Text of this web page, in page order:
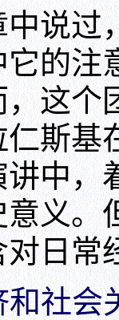
过，
的注
这个
斯基
中，
义。
日常
会关